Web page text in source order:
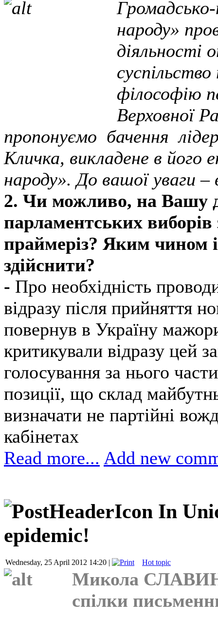
народу»
діяльності
філософію
Верховної
пропонуємо бачення
Кличка, викладене в його
народу». До вашої уваги –
2. Чи можливо, на Вашу
парламентських
праймеріз? Яким чином
здійснити?
- Про необхідність
відразу після прийняття
повернув в Україну
критикували відразу цей
голосування за нього
позиції, що склад
визначати не партійні
кабінетах
Read more... Add new
In
epidemic!
Wednesday, 25 April 2012 14:20 | Hot topic
Микола
спілки